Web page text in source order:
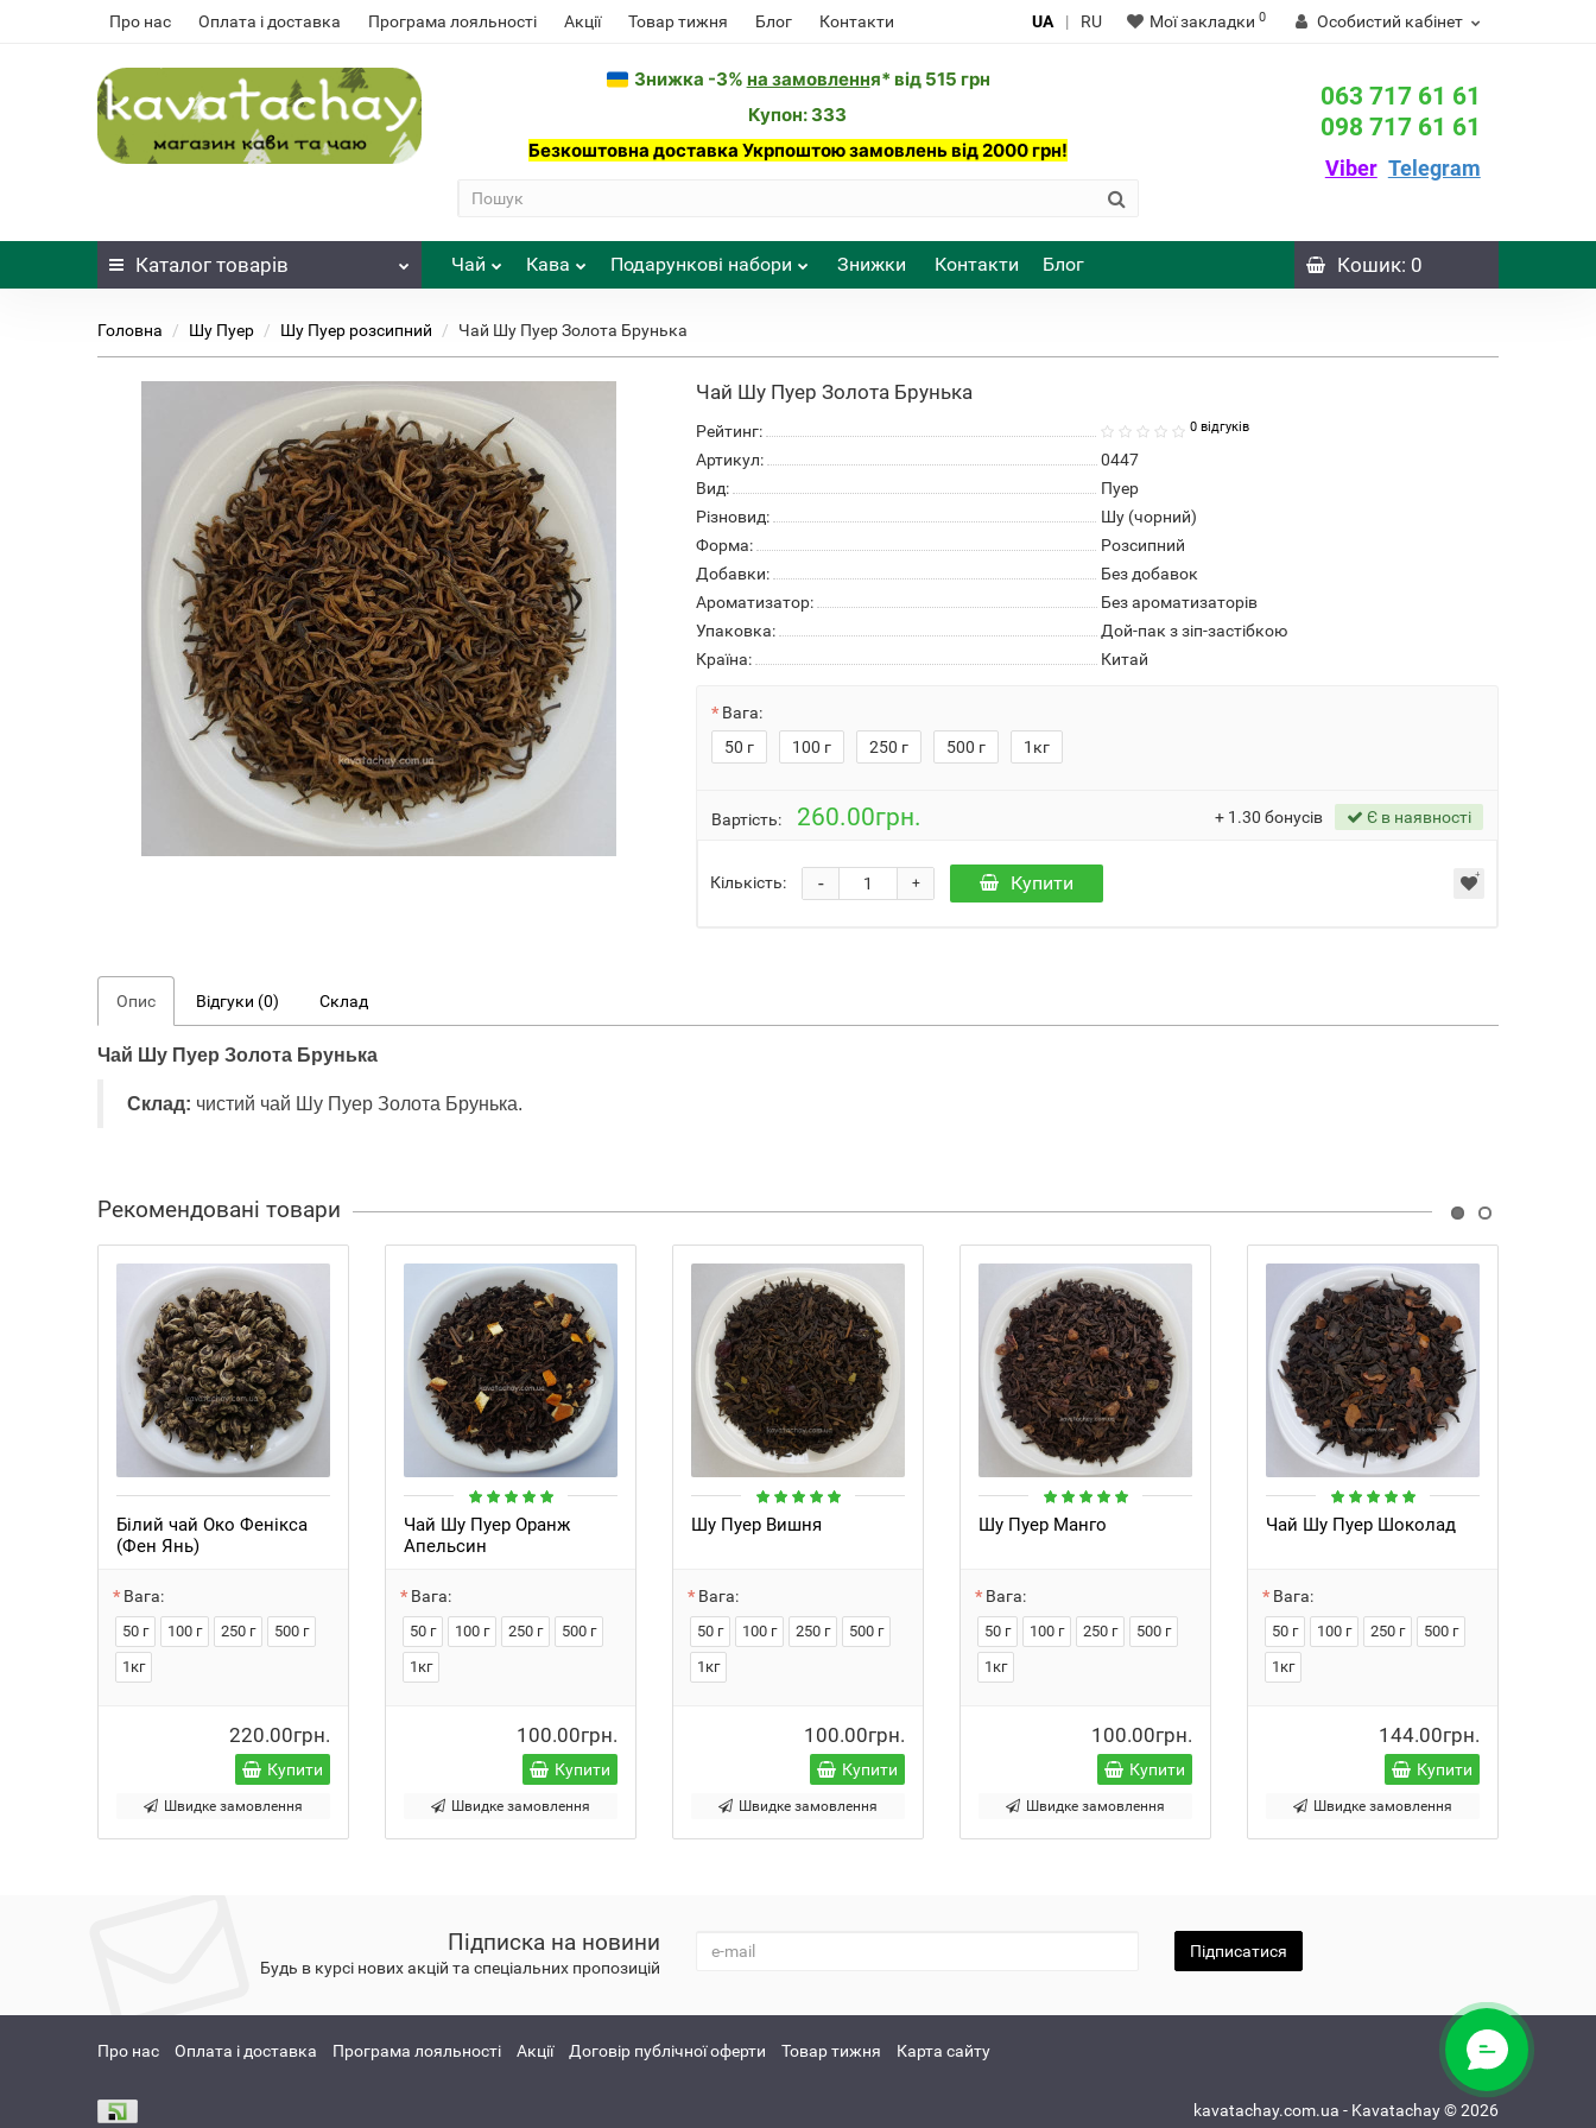
Про нас Оплата і доставка Програма лояльності Акції Товар тижня Блог Контакти UA | RU Мої закладки 0 Особистий кабінет
Знижка -3% на замовлення* від 515 грн
Купон: 333
Безкоштовна доставка Укрпоштою замовлень від 2000 грн!
063 717 61 61
098 717 61 61
Viber Telegram
Каталог товарів Чай Кава Подарункові набори Знижки Контакти Блог Кошик: 0
Головна Шу Пуер Шу Пуер розсипний Чай Шу Пуер Золота Брунька
Чай Шу Пуер Золота Брунька
Рейтинг: 0 відгуків
Артикул:
0447
Вид:
Пуер
Різновид:
Шу (чорний)
Форма:
Розсипний
Добавки:
Без добавок
Ароматизатор:
Без ароматизаторів
Упаковка:
Дой-пак з зіп-застібкою
Країна:
Китай
Вага:
50 г
100 г 250 г 500 г 1кг
Вартість: 260.00грн. + 1.30 бонусів Є в наявності
Кількість: +
- Купити
Опис Відгуки (0) Склад
Чай Шу Пуер Золота Брунька
Склад: чистий чай Шу Пуер Золота Брунька.
Рекомендовані товари
Білий чай Око Фенікса
(Фен Янь)
Вага:
50 г 100 г 250 г
500 г
1кг
220.00грн.
Купити
Швидке замовлення
Чай Шу Пуер Оранж
Апельсин
Вага:
50 г 100 г 250 г
500 г
1кг
100.00грн.
Купити
Швидке замовлення
Шу Пуер Вишня
Вага:
50 г 100 г 250 г
500 г
1кг
100.00грн.
Купити
Швидке замовлення
Шу Пуер Манго
Вага:
50 г 100 г 250 г
500 г
1кг
100.00грн.
Купити
Швидке замовлення
Чай Шу Пуер Шоколад
Вага:
50 г 100 г 250 г
500 г
1кг
144.00грн.
Купити
Швидке замовлення
Підписка на новини
Будь в курсі нових акцій та спеціальних пропозицій
Підписатися
Про нас Оплата і доставка Програма лояльності Акції Договір публічної оферти Товар тижня Карта сайту
kavatachay.com.ua - Kavatachay © 2026